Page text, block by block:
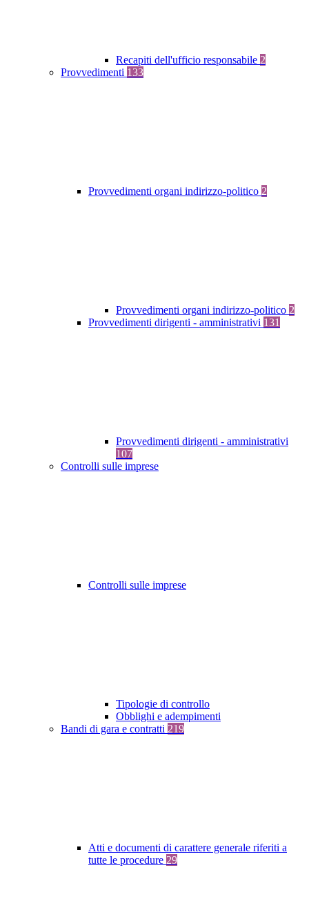
Recapiti dell'ufficio responsabile 2
Provvedimenti 133
Provvedimenti organi indirizzo-politico 2
Provvedimenti organi indirizzo-politico 2
Provvedimenti dirigenti - amministrativi 131
Provvedimenti dirigenti - amministrativi
107
Controlli sulle imprese
Controlli sulle imprese
Tipologie di controllo
Obblighi e adempimenti
Bandi di gara e contratti 219
Atti e documenti di carattere generale riferiti a
tutte le procedure 29